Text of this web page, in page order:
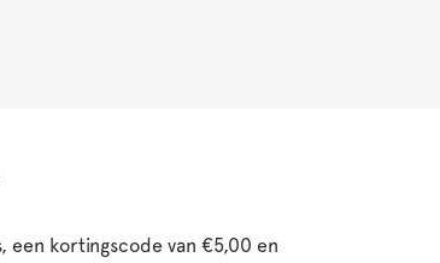
een kortingscode van €5,00 en